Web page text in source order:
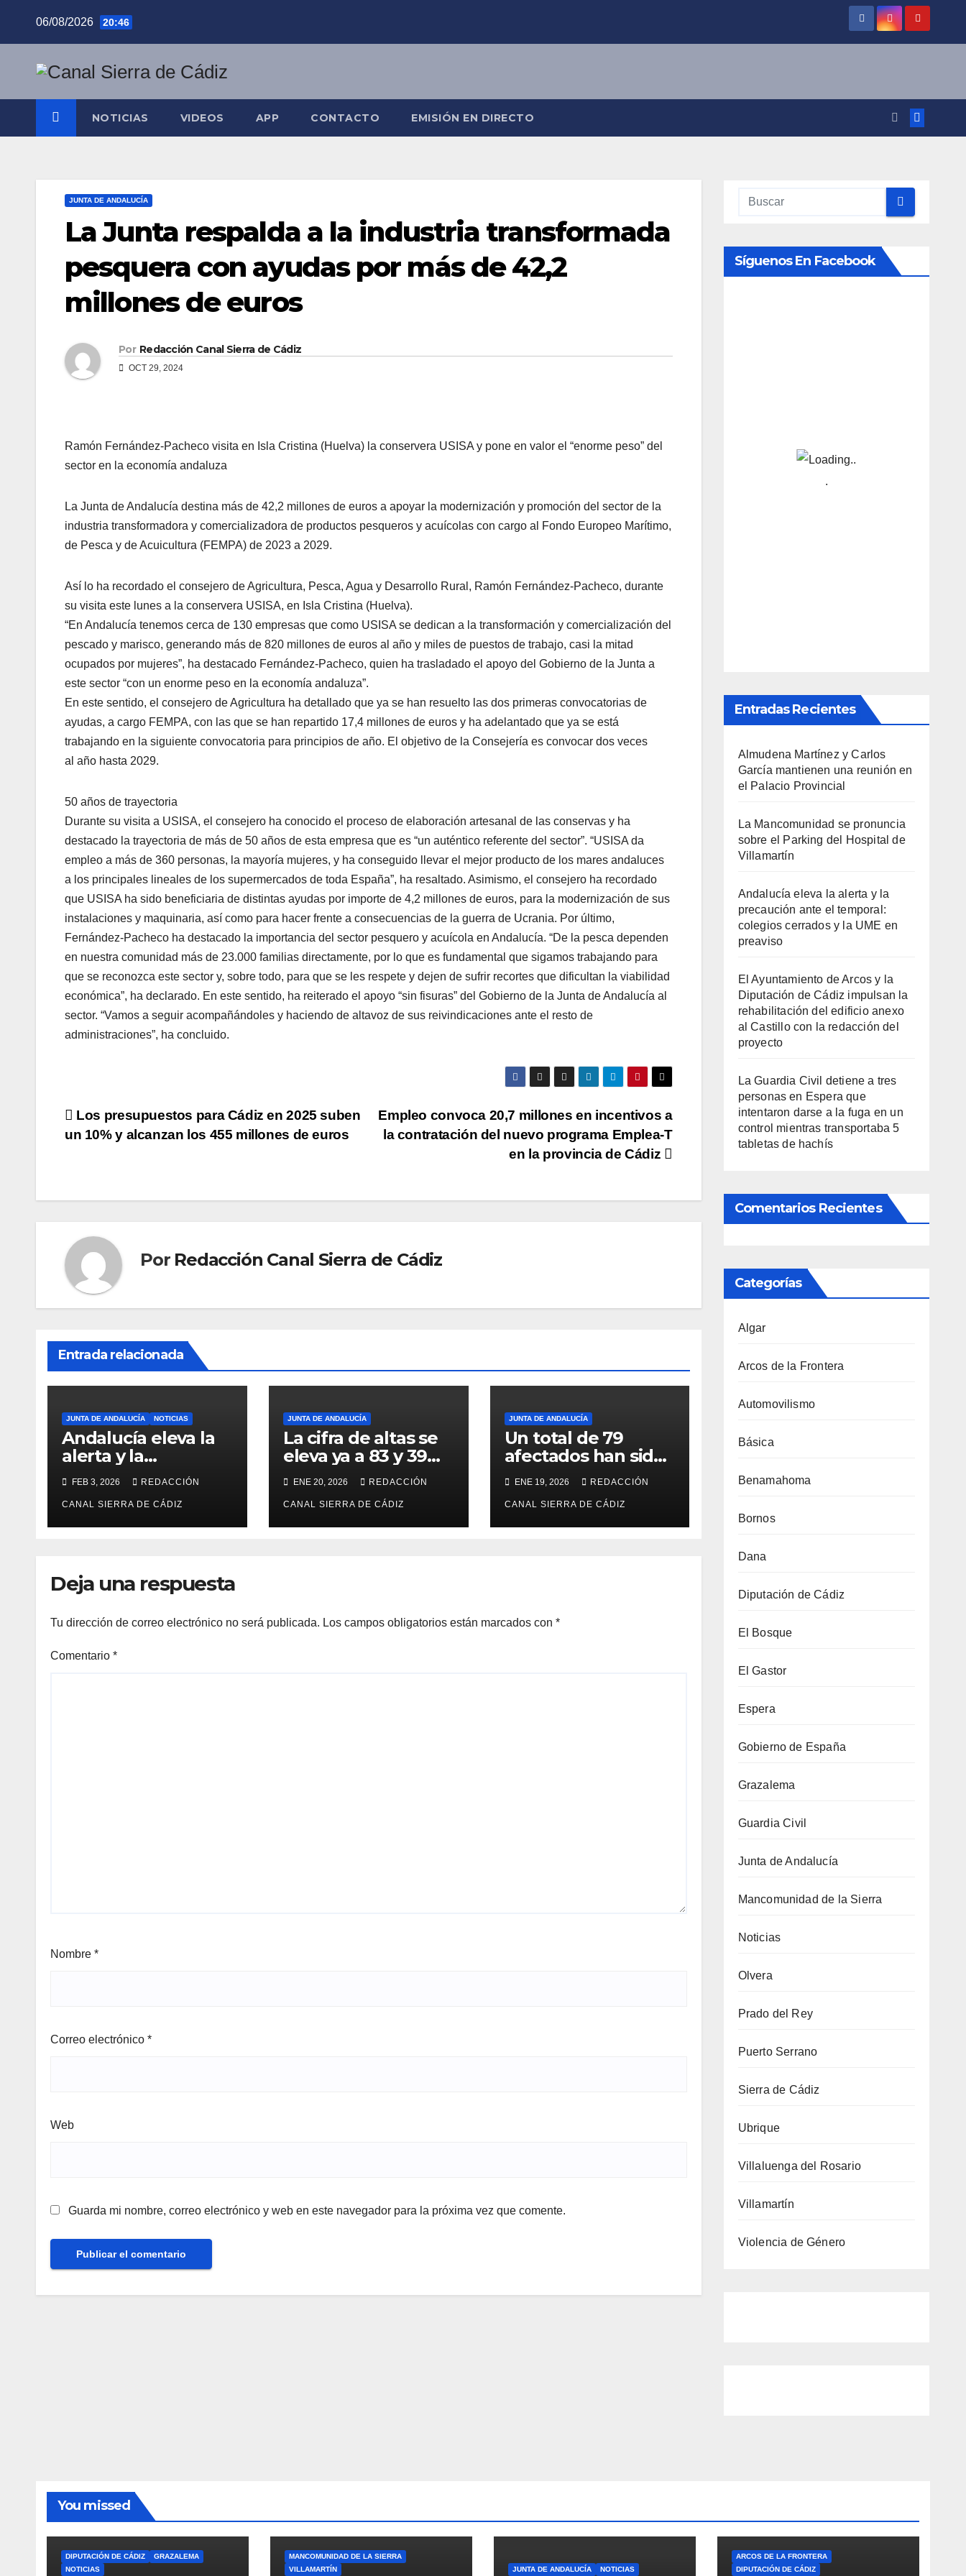
06/08/2026 20:46
NOTICIAS VIDEOS APP CONTACTO EMISIÓN EN DIRECTO
JUNTA DE ANDALUCÍA
La Junta respalda a la industria transformada
pesquera con ayudas por más de 42,2
millones de euros
Por Redacción Canal Sierra de Cádiz
OCT 29, 2024
Ramón Fernández-Pacheco visita en Isla Cristina (Huelva) la conservera USISA y pone en valor el “enorme peso” del
sector en la economía andaluza
La Junta de Andalucía destina más de 42,2 millones de euros a apoyar la modernización y promoción del sector de la
industria transformadora y comercializadora de productos pesqueros y acuícolas con cargo al Fondo Europeo Marítimo,
de Pesca y de Acuicultura (FEMPA) de 2023 a 2029.
Así lo ha recordado el consejero de Agricultura, Pesca, Agua y Desarrollo Rural, Ramón Fernández-Pacheco, durante
su visita este lunes a la conservera USISA, en Isla Cristina (Huelva).
“En Andalucía tenemos cerca de 130 empresas que como USISA se dedican a la transformación y comercialización del
pescado y marisco, generando más de 820 millones de euros al año y miles de puestos de trabajo, casi la mitad
ocupados por mujeres”, ha destacado Fernández-Pacheco, quien ha trasladado el apoyo del Gobierno de la Junta a
este sector “con un enorme peso en la economía andaluza”.
En este sentido, el consejero de Agricultura ha detallado que ya se han resuelto las dos primeras convocatorias de
ayudas, a cargo FEMPA, con las que se han repartido 17,4 millones de euros y ha adelantado que ya se está
trabajando en la siguiente convocatoria para principios de año. El objetivo de la Consejería es convocar dos veces
al año hasta 2029.
50 años de trayectoria
Durante su visita a USISA, el consejero ha conocido el proceso de elaboración artesanal de las conservas y ha
destacado la trayectoria de más de 50 años de esta empresa que es “un auténtico referente del sector”. “USISA da
empleo a más de 360 personas, la mayoría mujeres, y ha conseguido llevar el mejor producto de los mares andaluces
a los principales lineales de los supermercados de toda España”, ha resaltado. Asimismo, el consejero ha recordado
que USISA ha sido beneficiaria de distintas ayudas por importe de 4,2 millones de euros, para la modernización de sus
instalaciones y maquinaria, así como para hacer frente a consecuencias de la guerra de Ucrania. Por último,
Fernández-Pacheco ha destacado la importancia del sector pesquero y acuícola en Andalucía. “De la pesca dependen
en nuestra comunidad más de 23.000 familias directamente, por lo que es fundamental que sigamos trabajando para
que se reconozca este sector y, sobre todo, para que se les respete y dejen de sufrir recortes que dificultan la viabilidad
económica”, ha declarado. En este sentido, ha reiterado el apoyo “sin fisuras” del Gobierno de la Junta de Andalucía al
sector. “Vamos a seguir acompañándoles y haciendo de altavoz de sus reivindicaciones ante el resto de
administraciones”, ha concluido.
Navegación
Empleo convoca 20,7 millones en incentivos a
la contratación del nuevo programa Emplea-T
en la provincia de Cádiz
Los presupuestos para Cádiz en 2025 suben
un 10% y alcanzan los 455 millones de euros
Por Redacción Canal Sierra de Cádiz
Entrada relacionada
JUNTA DE ANDALUCÍA NOTICIAS
Andalucía eleva la
alerta y la
precaución ante el
temporal: colegios
cerrados y la UME
en preaviso
FEB 3, 2026 REDACCIÓN
CANAL SIERRA DE CÁDIZ
JUNTA DE ANDALUCÍA
La cifra de altas se
eleva ya a 83 y 39
afectados siguen
ingresados tras el
siniestro de
Adamuz
ENE 20, 2026 REDACCIÓN
CANAL SIERRA DE CÁDIZ
JUNTA DE ANDALUCÍA
Un total de 79
afectados han sido
ya dados de alta y
43 permanecen
ingresados
ENE 19, 2026 REDACCIÓN
CANAL SIERRA DE CÁDIZ
Deja una respuesta
Tu dirección de correo electrónico no será publicada. Los campos obligatorios están marcados con *
Comentario *
Nombre *
Correo electrónico *
Web
Guarda mi nombre, correo electrónico y web en este navegador para la próxima vez que comente.
Síguenos En Facebook
Entradas Recientes
Almudena Martínez y Carlos
García mantienen una reunión en
el Palacio Provincial
La Mancomunidad se pronuncia
sobre el Parking del Hospital de
Villamartín
Andalucía eleva la alerta y la
precaución ante el temporal:
colegios cerrados y la UME en
preaviso
El Ayuntamiento de Arcos y la
Diputación de Cádiz impulsan la
rehabilitación del edificio anexo
al Castillo con la redacción del
proyecto
La Guardia Civil detiene a tres
personas en Espera que
intentaron darse a la fuga en un
control mientras transportaba 5
tabletas de hachís
Comentarios Recientes
Categorías
Algar
Arcos de la Frontera
Automovilismo
Básica
Benamahoma
Bornos
Dana
Diputación de Cádiz
El Bosque
El Gastor
Espera
Gobierno de España
Grazalema
Guardia Civil
Junta de Andalucía
Mancomunidad de la Sierra
Noticias
Olvera
Prado del Rey
Puerto Serrano
Sierra de Cádiz
Ubrique
Villaluenga del Rosario
Villamartín
Violencia de Género
You missed
DIPUTACIÓN DE CÁDIZ
GRAZALEMA
NOTICIAS
MANCOMUNIDAD DE LA SIERRA
VILLAMARTÍN
JUNTA DE ANDALUCÍA NOTICIAS
ARCOS DE LA FRONTERA
DIPUTACIÓN DE CÁDIZ